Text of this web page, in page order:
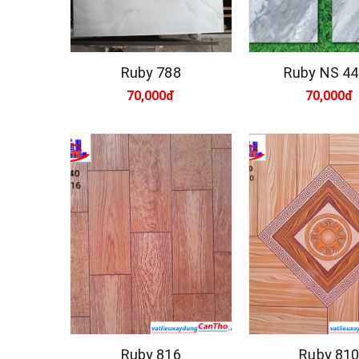
Ruby 788
70,000đ
Ruby NS
70,000đ
Ruby 816 Ruby 810